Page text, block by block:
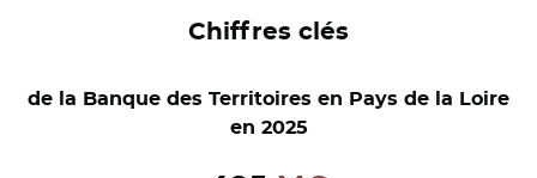
Chiffres clés
de la Banque des Territoires en Pays de la Loire
en 2025